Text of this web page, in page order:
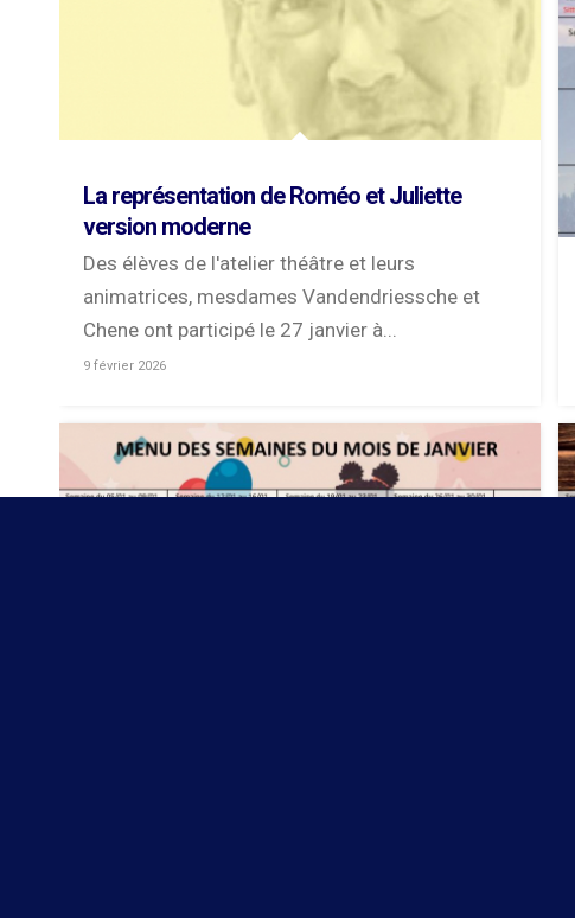
La représentation de Roméo et Juliette
version moderne
Des élèves de l'atelier théâtre et leurs
animatrices, mesdames Vandendriessche et
Chene ont participé le 27 janvier à...
9 février 2026